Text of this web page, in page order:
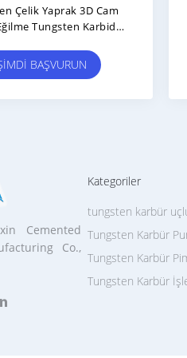
Olmayan Volfram
Japonya'ya Ihraç
BAŞVURUN
Cemented
Co.,
Kategoriler
Tungsten Karbür
tungsten karbür
Tungsten Karbür
Tungsten Karbür